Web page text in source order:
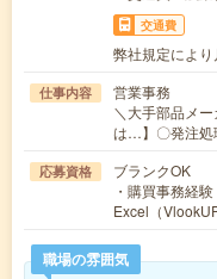
交通費
弊社規定により
仕事内容
営業事務
＼大手部品メ
は…】〇発注処
応募資格
ブランクOK
・購買事務経
Excel（
職場の雰囲気